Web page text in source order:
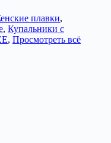
плавки,
, Купальники с
, Просмотреть всё